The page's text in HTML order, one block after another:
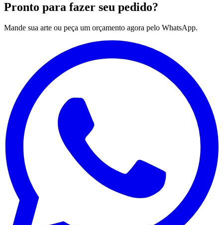
Pronto para fazer seu pedido?
Mande sua arte ou peça um orçamento agora pelo WhatsApp.